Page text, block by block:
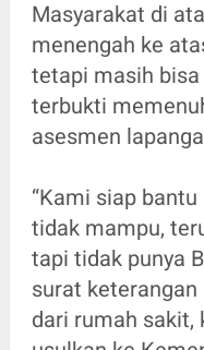
Masyarakat di
menengah ke
tetapi masih
terbukti
asesmen
“Kami siap
tidak mampu,
tapi tidak punya
surat
dari rumah sakit,